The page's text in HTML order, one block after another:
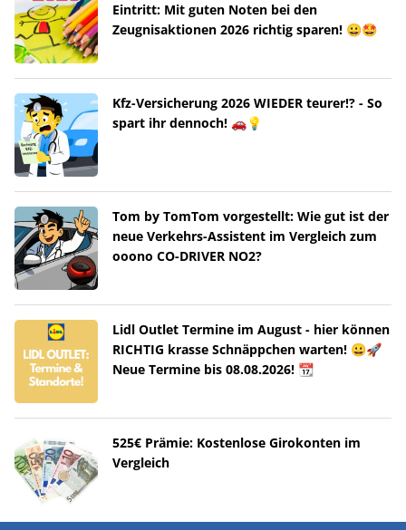
Eintritt: Mit guten Noten bei den
Zeugnisaktionen 2026 richtig sparen! 😀🤩
Kfz-Versicherung 2026 WIEDER teurer!? - So
spart ihr dennoch! 🚗💡
Tom by TomTom vorgestellt: Wie gut ist der
neue Verkehrs-Assistent im Vergleich zum
ooono CO-DRIVER NO2?
Lidl Outlet Termine im August - hier können
RICHTIG krasse Schnäppchen warten! 😀🚀
Neue Termine bis 08.08.2026! 📆
525€ Prämie: Kostenlose Girokonten im
Vergleich